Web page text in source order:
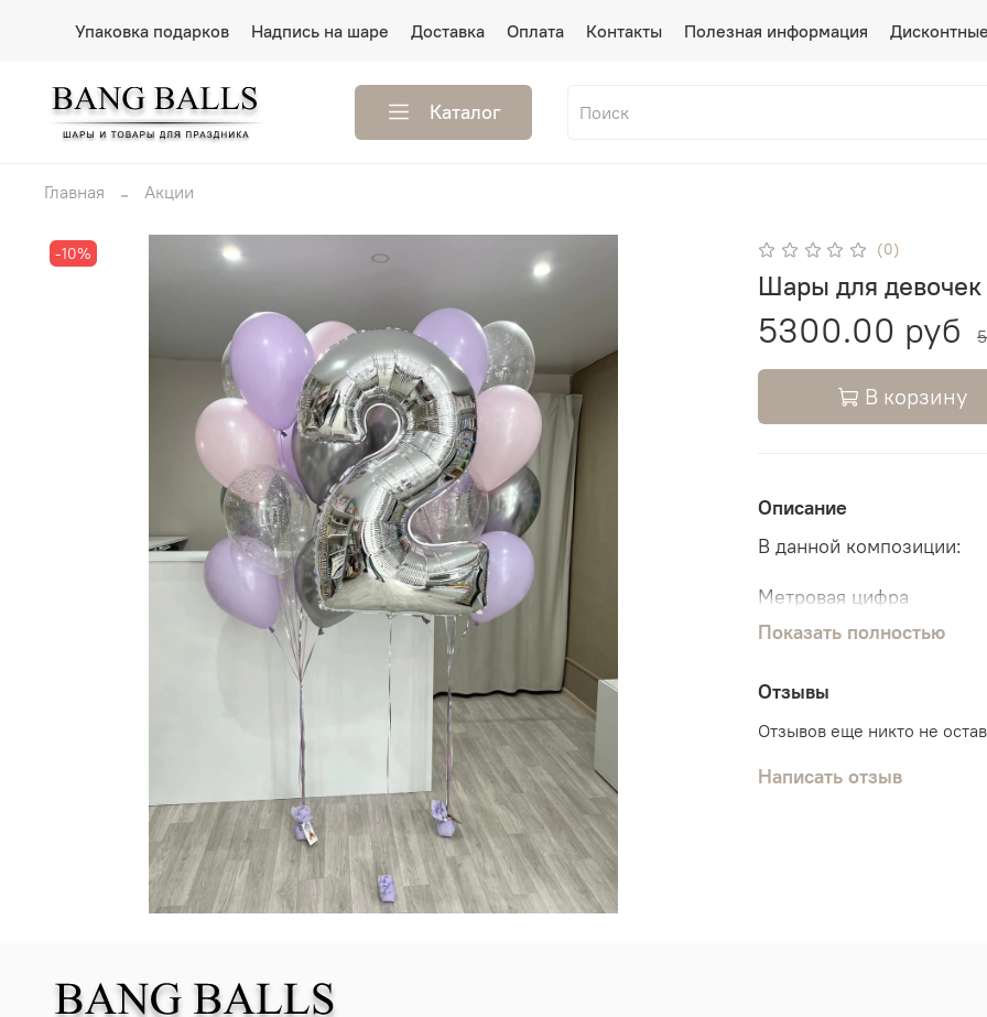
Упаковка подарков Надпись на шаре Доставка Оплата Контакты Полезная информация
Каталог
Главная Акции
-10% (0)
Шары для
5300.00 руб
В корзину
Описание
В данной композиции:
Метровая цифра
2 связки по 12 шаров
В 1-ой связке:
3 шарика хром
6 обычных шариков
Показать полностью
Отзывы
Отзывов еще никто не
Написать отзыв